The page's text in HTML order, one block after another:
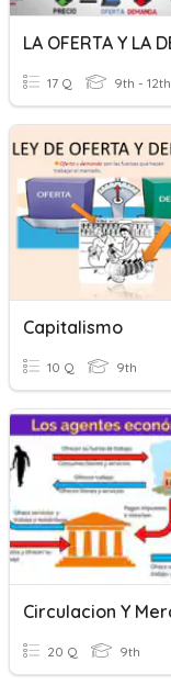
17 Q 9th - 12th
Capitalismo
10 Q 9th
20 Q 9th